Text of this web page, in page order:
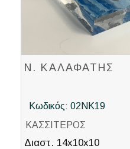
Ν. ΚΑΛΑΦΑΤΗΣ
Κωδικός: 02ΝΚ19
ΚΑΣΣΙΤΕΡΟΣ
Διαστ. 14x10x10